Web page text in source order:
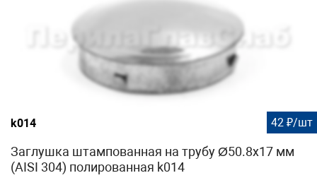
k014 42 ₽/шт
Заглушка штампованная на трубу Ø50.8х17 мм
(AISI 304) полированная k014